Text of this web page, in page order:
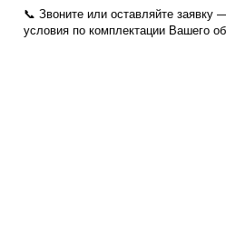
📞 Звоните или оставляйте
условия по комплектации Вашего